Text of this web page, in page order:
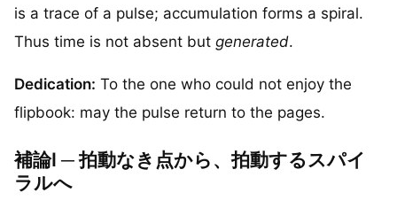
is a trace of a pulse; accumulation forms a spiral.
Thus time is not absent but generated.
Dedication: To the one who could not enjoy the
flipbook: may the pulse return to the pages.
補論I ─ 拍動なき点から、拍動するスパイ
ラルへ